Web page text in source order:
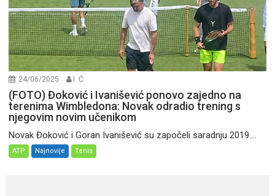
24/06/2025 I. Ć.
(FOTO) Đoković i Ivanišević ponovo zajedno na
terenima Wimbledona: Novak odradio trening s
njegovim novim učenikom
Novak Đoković i Goran Ivanišević su započeli saradnju 2019....
ATP Najnovije Tenis